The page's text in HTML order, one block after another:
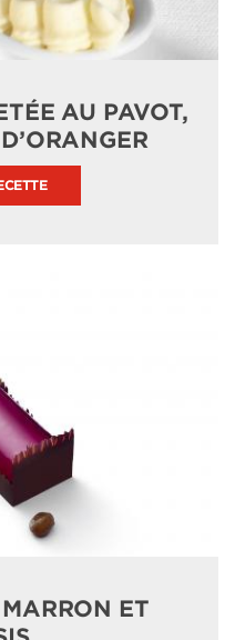
AU PAVOT,
ET